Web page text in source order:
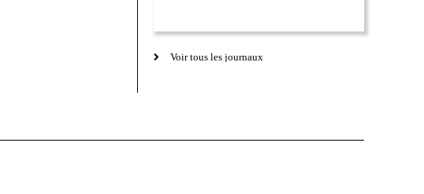
Voir tous les journaux